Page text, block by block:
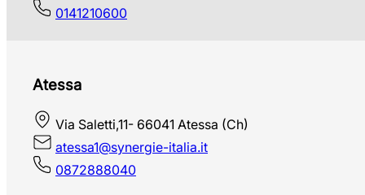
0141210600
Atessa
Via Saletti,11- 66041 Atessa (Ch)
atessa1@synergie-italia.it
0872888040